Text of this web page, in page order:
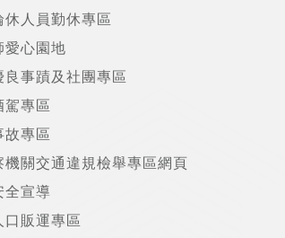
休人員勤休專區
愛心園地
良事蹟及社團專區
駕專區
故專區
機關交通違規檢舉專區網頁
全宣導
口販運專區